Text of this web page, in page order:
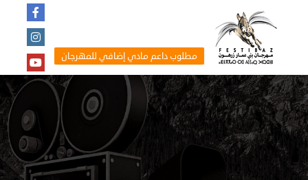
مطلوب داعم مادي إضافي للمهرجان